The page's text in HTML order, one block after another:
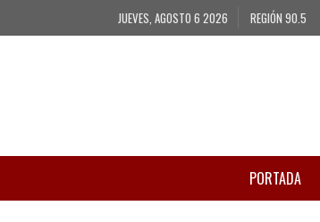
JUEVES, AGOSTO 6 2026 REGIÓN 90.5
PORTADA